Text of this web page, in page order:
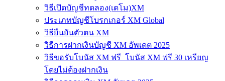
วิธีเปิดบัญชีทดลอง(เดโม)XM
ประเภทบัญชีโบรกเกอร์ XM Global
วิธียืนยันตัวตน XM
วิธีการฝากเงินบัญชี XM อัพเดต 2025
วิธีขอรับโบนัส XM ฟรี โบนัส XM ฟรี 30 เหรียญ
โดยไม่ต้องฝากเงิน